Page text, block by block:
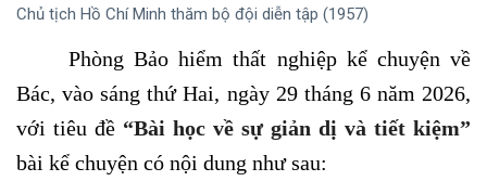
Chủ tịch Hồ Chí Minh thăm bộ đội diễn tập (1957)
Phòng Bảo hiểm thất nghiệp kể chuyện về
Bác, vào sáng thứ Hai, ngày 29 tháng 6 năm 2026,
với tiêu đề “Bài học về sự giản dị và tiết kiệm”
bài kể chuyện có nội dung như sau: